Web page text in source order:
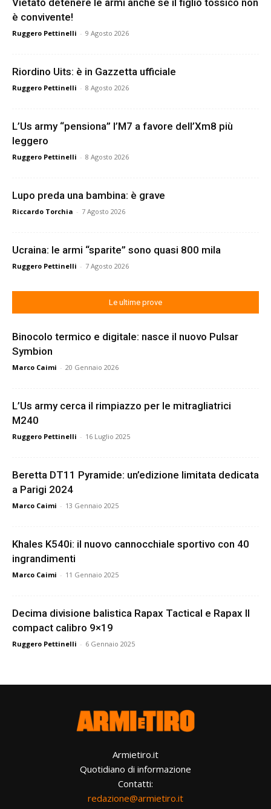
Vietato detenere le armi anche se il figlio tossico non
è convivente!
Ruggero Pettinelli - 9 Agosto 2026
Riordino Uits: è in Gazzetta ufficiale
Ruggero Pettinelli - 8 Agosto 2026
L’Us army “pensiona” l’M7 a favore dell’Xm8 più
leggero
Ruggero Pettinelli - 8 Agosto 2026
Lupo preda una bambina: è grave
Riccardo Torchia - 7 Agosto 2026
Ucraina: le armi “sparite” sono quasi 800 mila
Ruggero Pettinelli - 7 Agosto 2026
Le ultime prove
Binocolo termico e digitale: nasce il nuovo Pulsar
Symbion
Marco Caimi - 20 Gennaio 2026
L’Us army cerca il rimpiazzo per le mitragliatrici
M240
Ruggero Pettinelli - 16 Luglio 2025
Beretta DT11 Pyramide: un’edizione limitata dedicata
a Parigi 2024
Marco Caimi - 13 Gennaio 2025
Khales K540i: il nuovo cannocchiale sportivo con 40
ingrandimenti
Marco Caimi - 11 Gennaio 2025
Decima divisione balistica Rapax Tactical e Rapax II
compact calibro 9×19
Ruggero Pettinelli - 6 Gennaio 2025
Armietiro.it
Quotidiano di informazione
Contatti:
redazione@armietiro.it